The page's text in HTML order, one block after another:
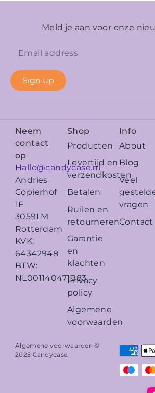
Meld je aan voor onze
Sign up
Neem
contact
op
Hallo@candycase.nl
Andries
Copierhof
1E
3059LM
Rotterdam
KVK:
64342948
BTW:
NL001140471B83
Shop
Producten
Levertijd en
verzendkosten
Betalen
Ruilen en
retourneren
Garantie
en
klachten
Privacy
policy
Algemene
voorwaarden
Info
About
Blog
Veel
vragen
Contact
Algemene voorwaarden ©
2025 Candycase.